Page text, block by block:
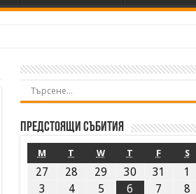
Предстоящи събития
M T W T F S
27 28 29 30 31 1
3
4 5 6 7 8